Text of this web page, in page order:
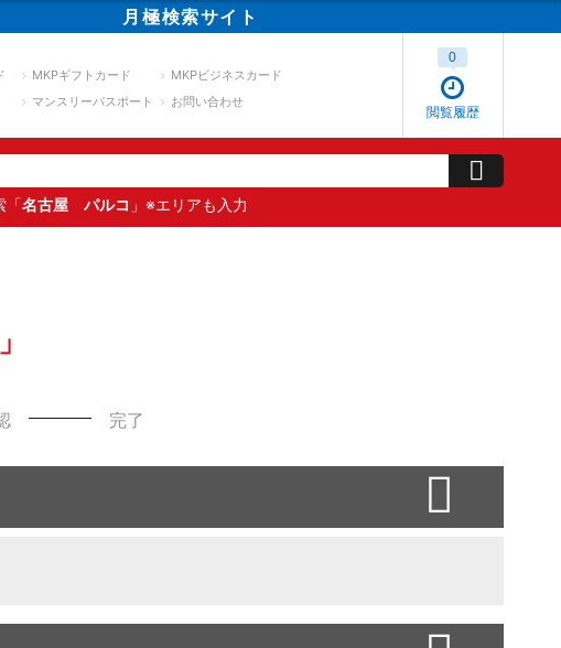
月極検索サイト
MKPギフトカード
MKPビジネスカード
マンスリーパスポート お問い合わせ
閲覧履歴
0
「名古屋 パルコ 」※エリアも入力
完了